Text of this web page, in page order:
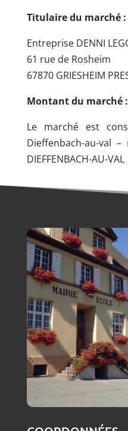
Titulaire du marché :
Entreprise DENNI
61 rue de Rosheim
67870 GRIESHEIM
Montant du marché :
Le marché est
Dieffenbach-au-val
DIEFFENBACH-AU-VAL